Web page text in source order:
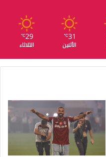
31
℃
الأثنين
29
℃
الثلاثاء